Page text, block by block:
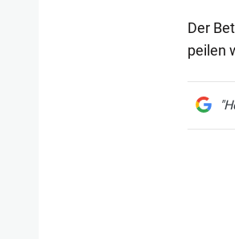
Der
peilen